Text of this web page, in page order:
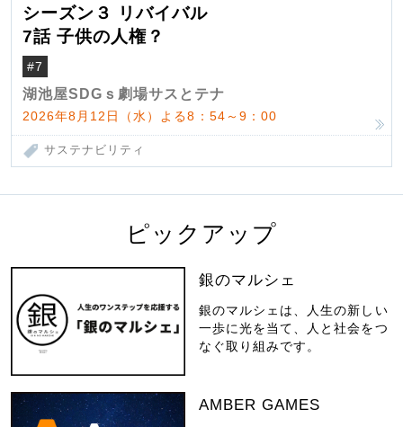
シーズン３ リバイバル
7話 子供の人権？
#7
湖池屋SDGｓ劇場サスとテナ
2026年8月12日（水）よる8：54～9：00
サステナビリティ
ピックアップ
銀のマルシェ
銀のマルシェは、人生の新しい
一歩に光を当て、人と社会をつ
なぐ取り組みです。
AMBER GAMES